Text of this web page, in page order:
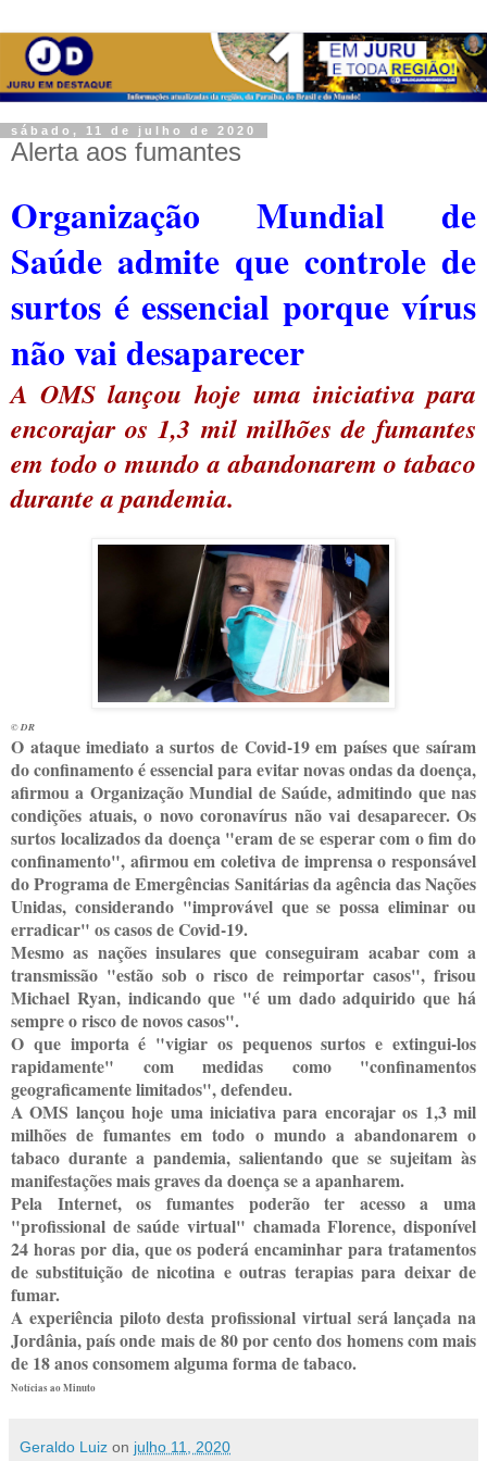
sábado, 11 de julho de 2020
Alerta aos fumantes
Organização Mundial de
Saúde admite que controle de
surtos é essencial porque vírus
não vai desaparecer
A OMS lançou hoje uma iniciativa para
encorajar os 1,3 mil milhões de fumantes
em todo o mundo a abandonarem o tabaco
durante a pandemia.
© DR
O ataque imediato a surtos de Covid-19 em países que saíram
do confinamento é essencial para evitar novas ondas da doença,
afirmou a Organização Mundial de Saúde, admitindo que nas
condições atuais, o novo coronavírus não vai desaparecer. Os
surtos localizados da doença "eram de se esperar com o fim do
confinamento", afirmou em coletiva de imprensa o responsável
do Programa de Emergências Sanitárias da agência das Nações
Unidas, considerando "improvável que se possa eliminar ou
erradicar" os casos de Covid-19.
Mesmo as nações insulares que conseguiram acabar com a
transmissão "estão sob o risco de reimportar casos", frisou
Michael Ryan, indicando que "é um dado adquirido que há
sempre o risco de novos casos".
O que importa é "vigiar os pequenos surtos e extingui-los
rapidamente" com medidas como "confinamentos
geograficamente limitados", defendeu.
A OMS lançou hoje uma iniciativa para encorajar os 1,3 mil
milhões de fumantes em todo o mundo a abandonarem o
tabaco durante a pandemia, salientando que se sujeitam às
manifestações mais graves da doença se a apanharem.
Pela Internet, os fumantes poderão ter acesso a uma
"profissional de saúde virtual" chamada Florence, disponível
24 horas por dia, que os poderá encaminhar para tratamentos
de substituição de nicotina e outras terapias para deixar de
fumar.
A experiência piloto desta profissional virtual será lançada na
Jordânia, país onde mais de 80 por cento dos homens com mais
de 18 anos consomem alguma forma de tabaco.
Notícias ao Minuto
Geraldo Luiz on julho 11, 2020